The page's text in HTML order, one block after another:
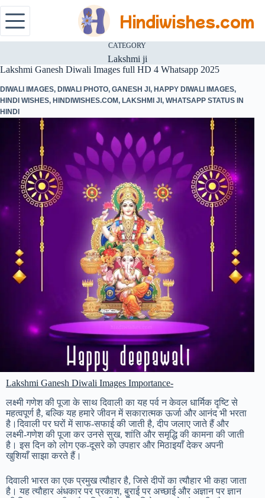
Hindiwishes.com
CATEGORY
Lakshmi ji
Lakshmi Ganesh Diwali Images full HD 4 Whatsapp 2025
DIWALI IMAGES, DIWALI PHOTO, GANESH JI, HAPPY DIWALI IMAGES,
HINDI WISHES, HINDIWISHES.COM, LAKSHMI JI, WHATSAPP STATUS IN
HINDI
Lakshmi Ganesh Diwali Images Importance-
लक्ष्मी गणेश की पूजा के साथ दिवाली का यह पर्व न केवल धार्मिक दृष्टि से
महत्वपूर्ण है, बल्कि यह हमारे जीवन में सकारात्मक ऊर्जा और आनंद भी भरता
है।दिवाली पर घरों में साफ-सफाई की जाती है, दीप जलाए जाते हैं और
लक्ष्मी-गणेश की पूजा कर उनसे सुख, शांति और समृद्धि की कामना की जाती
है। इस दिन को लोग एक-दूसरे को उपहार और मिठाइयाँ देकर अपनी
खुशियाँ साझा करते हैं।
दिवाली भारत का एक प्रमुख त्यौहार है, जिसे दीपों का त्यौहार भी कहा जाता
है। यह त्यौहार अंधकार पर प्रकाश, बुराई पर अच्छाई और अज्ञान पर ज्ञान